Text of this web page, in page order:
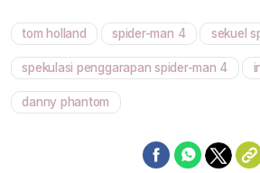
tom holland spider-man 4 sekuel
spekulasi penggarapan spider-man 4
danny phantom